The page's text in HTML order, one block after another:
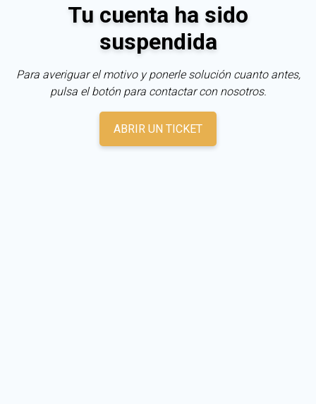
Tu cuenta ha sido
suspendida
Para averiguar el motivo y ponerle solución cuanto antes,
pulsa el botón para contactar con nosotros.
ABRIR UN TICKET